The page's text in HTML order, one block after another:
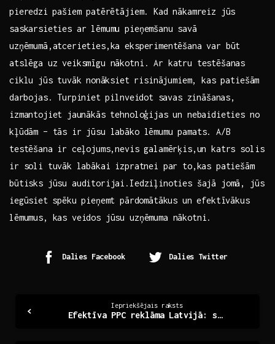
pieredzi⁢ pašiem patērētājiem. Kad nākamreiz jūs
saskarsieties ar lēmumu pieņemšanu savā
uzņēmumā,atcerieties,ka eksperimentēšana var būt
atslēga ‍uz veiksmīgu nākotni. Ar katru testēšanas‌
ciklu⁢ jūs tuvāk ⁢nonāksiet ⁣risinājumiem, kas patiešām
⁣darbojas.​ Turpiniet ⁣pilnveidot⁢ savas ‍zināšanas,
izmantojiet ⁣jaunākās‌ tehnoloģijas un‍ nebaidieties no⁢
kļūdām – tās ir jūsu labāko lēmumu pamats. A/B
testēšana ⁤ir ceļojums,nevis galamērķis,un katrs ‍solis
ir ‌soli tuvāk⁤ labākai‍ izpratnei par to,kas patiešām
būtisks jūsu auditorijai.Iedziļinoties šajā jomā, jūs
iegūsiet⁣ spēku pieņemt ⁤pārdomātākus ‌un efektīvākus
lēmumus, kas veidos jūsu uzņēmuma nākotni.
Dalies Facebook Dalies Twitter
Iepriekšējais raksts
Efektīva PPC reklāma Latvijā: stratēģijas un iespējas